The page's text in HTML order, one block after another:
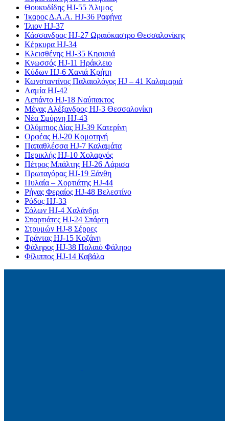
Θουκυδίδης HJ-55 Άλιμος
Ίκαρος Δ.Α.Α. HJ-36 Ραφήνα
Ίλιον HJ-37
Κάσσανδρος HJ-27 Ωραιόκαστρο Θεσσαλονίκης
Κέρκυρα HJ-34
Κλεισθένης HJ-35 Κηφισιά
Κνωσσός HJ-11 Ηράκλειο
Κύδων HJ-6 Χανιά Κρήτη
Κωνσταντίνος Παλαιολόγος HJ – 41 Καλαμαριά
Λαμία HJ-42
Λεπάντο HJ-18 Ναύπακτος
Μέγας Αλέξανδρος HJ-3 Θεσσαλονίκη
Νέα Σμύρνη HJ-43
Ολύμπιος Δίας HJ-39 Κατερίνη
Ορφέας HJ-20 Κομοτηνή
Παπαθλέσσα HJ-7 Καλαμάτα
Περικλής HJ-10 Χολαργός
Πέτρος Μπάλτης HJ-26 Λάρισα
Πρωταγόρας HJ-19 Ξάνθη
Πυλαία – Χορτιάτης HJ-44
Ρήγας Φεραίος HJ-48 Βελεστίνο
Ρόδος HJ-33
Σόλων HJ-4 Χαλάνδρι
Σπαρτιάτες HJ-24 Σπάρτη
Στρυμών HJ-8 Σέρρες
Τράντας HJ-15 Κοζάνη
Φάληρος HJ-38 Παλαιό Φάληρο
Φίλιππος HJ-14 Καβάλα